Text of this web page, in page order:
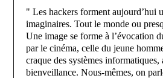
" Les hackers forment aujourd’hui
imaginaires. Tout le monde ou
Une image se forme à l’évocation
par le cinéma, celle du jeune
craque des systèmes
bienveillance. Nous-mêmes, on